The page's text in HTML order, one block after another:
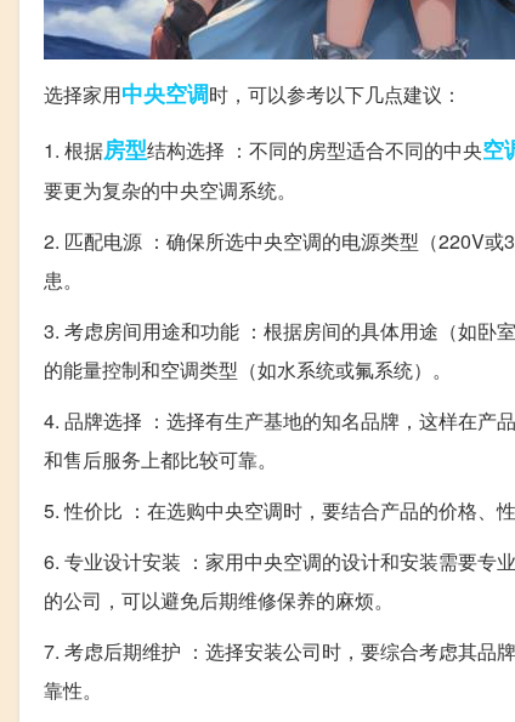
选择家用中央空调时，可以参考以下几点建议：
1. 根据房型结构选择 ：不同的房型适合不同的中央空
要更为复杂的中央空调系统。
2. 匹配电源 ：确保所选中央空调的电源类型（220V
患。
3. 考虑房间用途和功能 ：根据房间的具体用途（如卧
的能量控制和空调类型（如水系统或氟系统）。
4. 品牌选择 ：选择有生产基地的知名品牌，这样在产
和售后服务上都比较可靠。
5. 性价比 ：在选购中央空调时，要结合产品的价格、
6. 专业设计安装 ：家用中央空调的设计和安装需要专
的公司，可以避免后期维修保养的麻烦。
7. 考虑后期维护 ：选择安装公司时，要综合考虑其品
靠性。